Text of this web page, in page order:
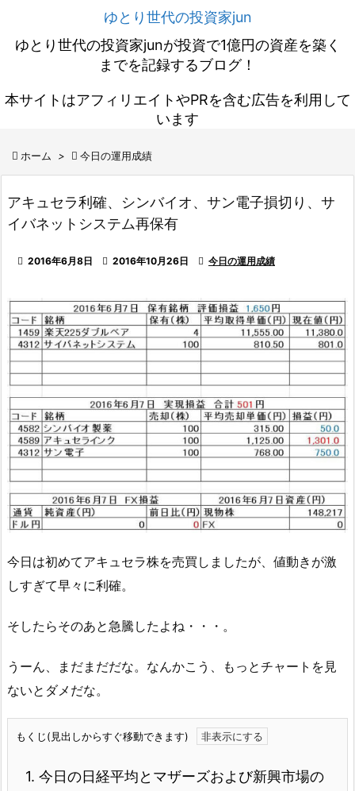
ゆとり世代の投資家jun
ゆとり世代の投資家junが投資で1億円の資産を築く
までを記録するブログ！
本サイトはアフィリエイトやPRを含む広告を利用して
います
 ホーム >  今日の運用成績
アキュセラ利確、シンバイオ、サン電子損切り、サ
イバネットシステム再保有
 2016年6月8日  2016年10月26日  今日の運用成績
今日は初めてアキュセラ株を売買しましたが、値動きが激
しすぎて早々に利確。
そしたらそのあと急騰したよね・・・。
うーん、まだまだだな。なんかこう、もっとチャートを見
ないとダメだな。
もくじ(見出しからすぐ移動できます)
1. 今日の日経平均とマザーズおよび新興市場の